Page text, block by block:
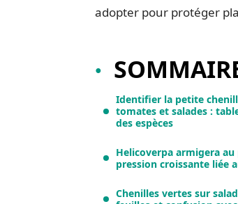
adopter pour protéger
Identifier la petite
tomates et salades :
des espèces
Helicoverpa armigera
pression croissante liée
Chenilles vertes sur